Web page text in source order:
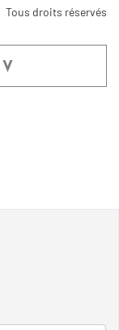
Tous droits réservés